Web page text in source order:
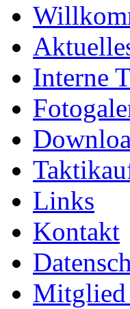
Interne
Links
Kontakt
Mitglied